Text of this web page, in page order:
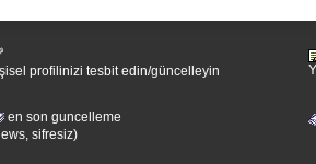
profilinizi tesbit edin/güncelleyin
en son guncelleme
sifresiz)